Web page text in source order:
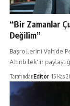
“Bir Zamanlar
Değilim”
Başrollerini Vahide
Altınbilek'in
TarafındanEditör 15 Kas